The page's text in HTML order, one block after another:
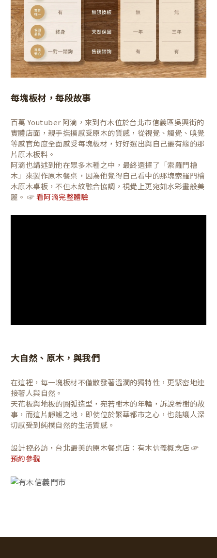
每塊板材，每段故事
百萬 Youtuber 阿滴，來到有木位於台北市信義區吳興街的
實體店面，親手撫摸感受原木的質感，從視覺、觸覺、嗅覺
等感官角度全面感受每塊板材，好好選出與自己最有緣的那
片原木板料。
阿滴也講述到他在眾多木種之中，最終選擇了「索羅門檜
木」來製作原木餐桌，因為他覺得自己看中的那塊索羅門檜
木原木桌板，不但木紋融合協調，視覺上更宛如水彩畫般美
麗。 ☞ 看阿滴完整體驗
大自然、原木，與我們
在這裡，每一塊板材不僅散發著溫潤的獨特性，更緊密地連
接著人與自然。
天花板與地板的圓弧造型，宛若樹木的年輪，訴說著樹的故
事，而這片靜謐之地，即使位於繁華都市之心，也能讓人深
切感受到純樸自然的生活質感。
設計控必訪，台北最美的原木餐桌店：有木信義概念店 ☞
預約參觀